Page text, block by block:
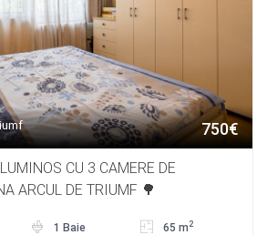
750€
CU 3 CAMERE DE
ARCUL DE TRIUMF 🌳
1 Baie 65 m 2